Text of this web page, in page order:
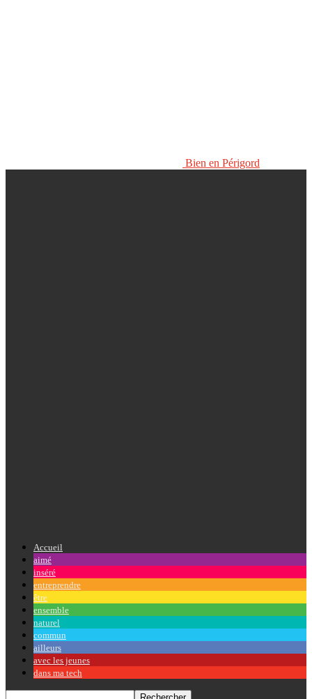
Bien en Périgord
Accueil
aimé
inséré
entreprendre
être
ensemble
naturel
commun
ailleurs
avec les jeunes
dans ma tech